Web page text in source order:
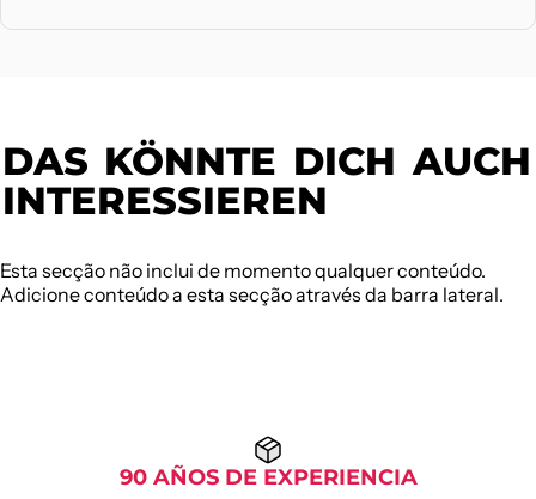
DAS KÖNNTE DICH AUCH
INTERESSIEREN
Esta secção não inclui de momento qualquer conteúdo.
Adicione conteúdo a esta secção através da barra lateral.
90 AÑOS DE EXPERIENCIA